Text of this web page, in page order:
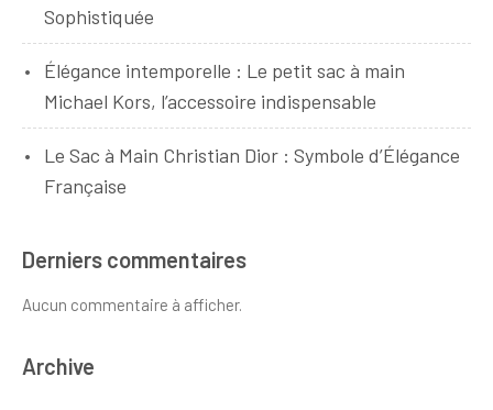
Sophistiquée
Élégance intemporelle : Le petit sac à main
Michael Kors, l’accessoire indispensable
Le Sac à Main Christian Dior : Symbole d’Élégance
Française
Derniers commentaires
Aucun commentaire à afficher.
Archive